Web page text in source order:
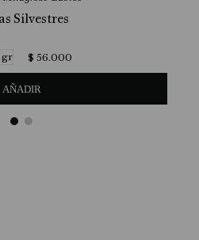
Silvestres
gr $ 56.000
AÑADIR